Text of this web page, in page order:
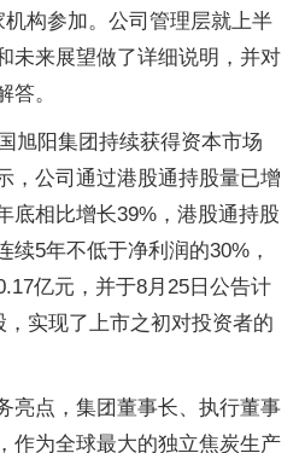
构参加。公司管理层就上半
未来展望做了详细说明，并对
答。
旭阳集团持续获得资本市场
，公司通过港股通持股量已增
底相比增长39%，港股通持股
续5年不低于净利润的30%，
亿元，并于8月25日公告计
实现了上市之初对投资者的
亮点，集团董事长、执行董事
作为全球最大的独立焦炭生产